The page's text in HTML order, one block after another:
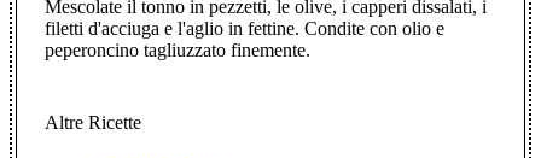
Mescolate il tonno in pezzetti, le olive, i capperi dissalati, i
filetti d'acciuga e l'aglio in fettine. Condite con olio e
peperoncino tagliuzzato finemente.
Altre Ricette